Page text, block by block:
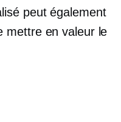
peut également
mettre en valeur le